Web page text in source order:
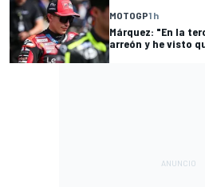
MOTOGP1 h
Márquez: "En la
arreón y he visto